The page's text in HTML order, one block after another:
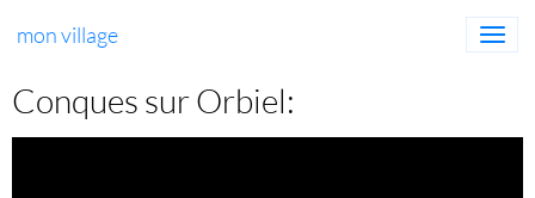
mon village
Conques sur Orbiel: